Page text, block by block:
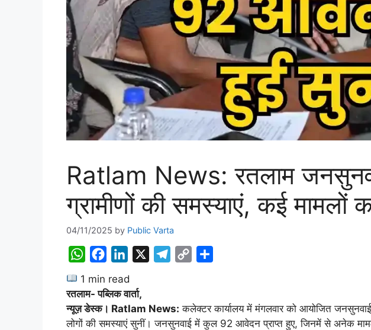
Ratlam News: रतलाम
ग्रामीणों की समस्याएं, कई मामलों
04/11/2025 by Public Varta
W
t
s
c
e
b
k
e
e
g
y
L
r
e
1 min read
रतलाम- पब्लिक वार्ता,
न्यूज़ डेस्क। Ratlam News: कलेक्टर कार्यालय में मंगलवार को आयोजित
लोगों की समस्याएं सुनीं। जनसुनवाई में कुल 92 आवेदन प्राप्त हुए, जिनमें से अनेक